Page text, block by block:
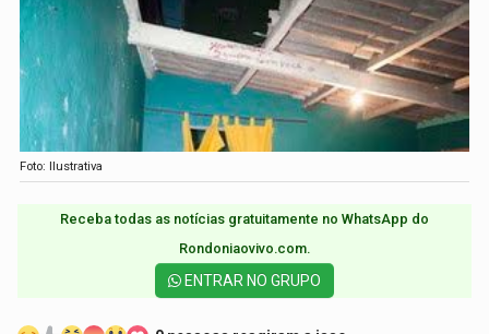
Foto: Ilustrativa
Receba todas as notícias gratuitamente no WhatsApp do
Rondoniaovivo.com.​
ENTRAR NO GRUPO